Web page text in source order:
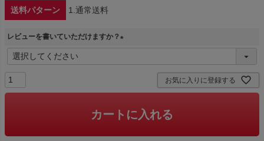
送料パターン 1.通常送料
レビューを書いていただけますか？
必
お気に入りに登録する
カートに入れる